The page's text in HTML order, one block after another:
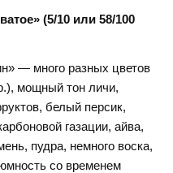
(5/10 или 58/100
— много разных цветов
мощный тон личи,
белый персик,
газации, айва,
пудра, немного воска,
со временем